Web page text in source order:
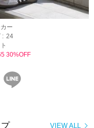
ー
: 24
30%OFF
VIEW ALL